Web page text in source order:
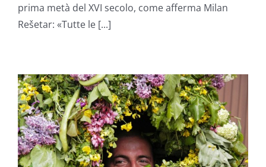
prima metà del XVI secolo, come afferma Milan
Rešetar: «Tutte le [...]